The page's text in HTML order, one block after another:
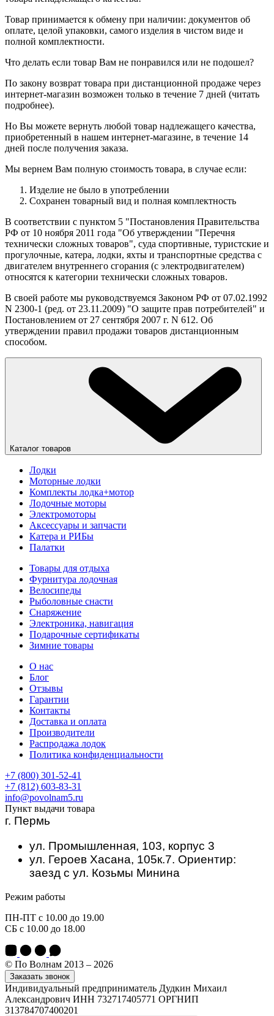
Товар принимается к обмену при наличии: документов об
оплате, целой упаковки, самого изделия в чистом виде и
полной комплектности.
Что делать если товар Вам не понравился или не подошел?
По закону возврат товара при дистанционной продаже через
интернет-магазин возможен только в течение 7 дней (читать
подробнее).
Но Вы можете вернуть любой товар надлежащего качества,
приобретенный в нашем интернет-магазине, в течение 14
дней после получения заказа.
Мы вернем Вам полную стоимость товара, в случае если:
Изделие не было в употреблении
Сохранен товарный вид и полная комплектность
В соответствии с пунктом 5 "Постановления Правительства
РФ от 10 ноября 2011 года "Об утверждении "Перечня
технически сложных товаров", суда спортивные, туристские и
прогулочные, катера, лодки, яхты и транспортные средства с
двигателем внутреннего сгорания (с электродвигателем)
относятся к категории технически сложных товаров.
В своей работе мы руководствуемся Законом РФ от 07.02.1992
N 2300-1 (ред. от 23.11.2009) "О защите прав потребителей" и
Постановлением от 27 сентября 2007 г. N 612. Об
утверждении правил продажи товаров дистанционным
способом.
Каталог товаров
Лодки
Моторные лодки
Комплекты лодка+мотор
Лодочные моторы
Электромоторы
Аксессуары и запчасти
Катера и РИБы
Палатки
Товары для отдыха
Фурнитура лодочная
Велосипеды
Рыболовные снасти
Снаряжение
Электроника, навигация
Подарочные сертификаты
Зимние товары
О нас
Блог
Отзывы
Гарантии
Контакты
Доставка и оплата
Производители
Распродажа лодок
Политика конфиденциальности
+7 (800) 301-52-41
+7 (812) 603-83-31
info@povolnam5.ru
Пункт выдачи товара
г. Пермь
ул. Промышленная, 103, корпус 3
ул. Героев Хасана, 105к.7. Ориентир:
заезд с ул. Козьмы Минина
Режим работы
ПН-ПТ с 10.00 до 19.00
СБ с 10.00 до 18.00
© По Волнам 2013 – 2026
Заказать звонок
Индивидуальный предприниматель Дудкин Михаил
Александрович ИНН 732717405771 ОРГНИП
313784707400201